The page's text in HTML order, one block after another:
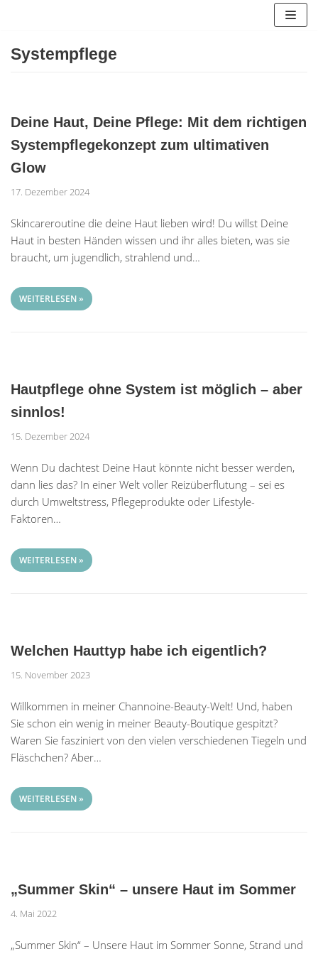
springen
Systempflege
Deine Haut, Deine Pflege: Mit dem richtigen
Systempflegekonzept zum ultimativen
Glow
17. Dezember 2024
Skincareroutine die deine Haut lieben wird! Du willst Deine
Haut in besten Händen wissen und ihr alles bieten, was sie
braucht, um jugendlich, strahlend und…
WEITERLESEN »
Hautpflege ohne System ist möglich – aber
sinnlos!
15. Dezember 2024
Wenn Du dachtest Deine Haut könnte nicht besser werden,
dann lies das? In einer Welt voller Reizüberflutung – sei es
durch Umweltstress, Pflegeprodukte oder Lifestyle-
Faktoren…
WEITERLESEN »
Welchen Hauttyp habe ich eigentlich?
15. November 2023
Willkommen in meiner Channoine-Beauty-Welt! Und, haben
Sie schon ein wenig in meiner Beauty-Boutique gespitzt?
Waren Sie fasziniert von den vielen verschiedenen Tiegeln und
Fläschchen? Aber…
WEITERLESEN »
„Summer Skin“ – unsere Haut im Sommer
4. Mai 2022
„Summer Skin“ – Unsere Haut im Sommer Sonne, Strand und